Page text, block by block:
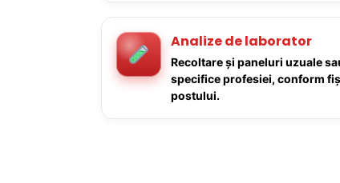
Analize de laborator
Recoltare și paneluri uzuale
specifice profesiei, conform
postului.